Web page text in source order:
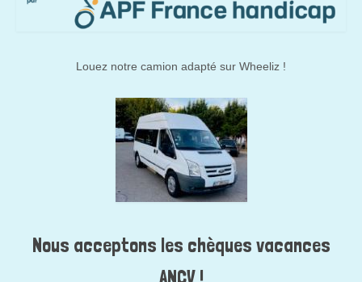
Louez notre camion adapté sur Wheeliz !
Nous acceptons les chèques vacances